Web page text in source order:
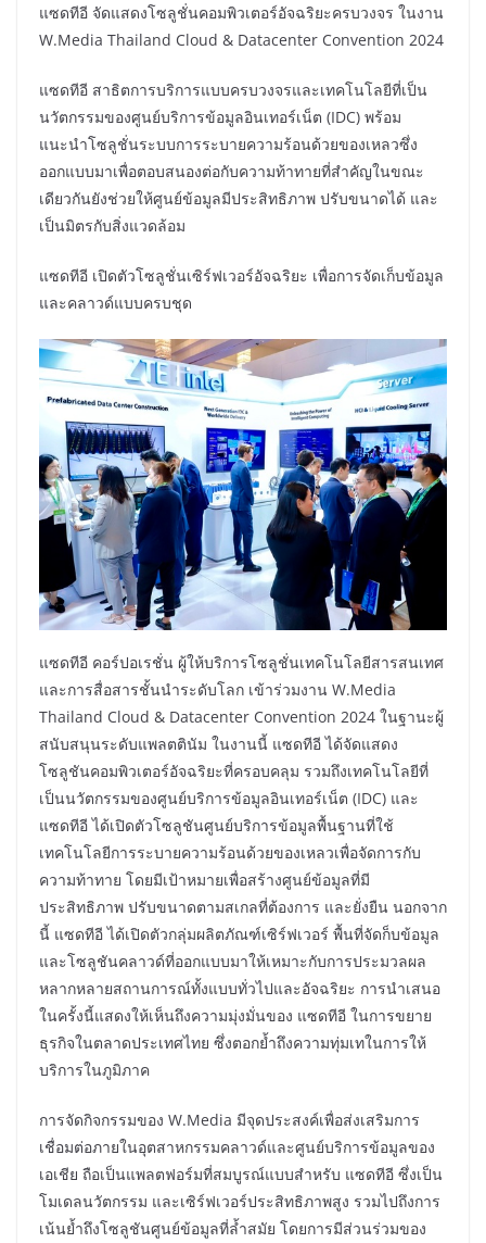
แซดทีอี จัดแสดงโซลูชั่นคอมพิวเตอร์อัจฉริยะครบวงจร ในงาน
W.Media Thailand Cloud & Datacenter Convention 2024
แซดทีอี สาธิตการบริการแบบครบวงจรและเทคโนโลยีที่เป็น
นวัตกรรมของศูนย์บริการข้อมูลอินเทอร์เน็ต (IDC) พร้อม
แนะนำโซลูชั่นระบบการระบายความร้อนด้วยของเหลวซึ่ง
ออกแบบมาเพื่อตอบสนองต่อกับความท้าทายที่สำคัญในขณะ
เดียวกันยังช่วยให้ศูนย์ข้อมูลมีประสิทธิภาพ ปรับขนาดได้ และ
เป็นมิตรกับสิ่งแวดล้อม
แซดทีอี เปิดตัวโซลูชั่นเซิร์ฟเวอร์อัจฉริยะ เพื่อการจัดเก็บข้อมูล
และคลาวด์แบบครบชุด
แซดทีอี คอร์ปอเรชั่น ผู้ให้บริการโซลูชั่นเทคโนโลยีสารสนเทศ
และการสื่อสารชั้นนำระดับโลก เข้าร่วมงาน W.Media
Thailand Cloud & Datacenter Convention 2024 ในฐานะผู้
สนับสนุนระดับแพลตตินัม ในงานนี้ แซดทีอี ได้จัดแสดง
โซลูชันคอมพิวเตอร์อัจฉริยะที่ครอบคลุม รวมถึงเทคโนโลยีที่
เป็นนวัตกรรมของศูนย์บริการข้อมูลอินเทอร์เน็ต (IDC) และ
แซดทีอี ได้เปิดตัวโซลูชันศูนย์บริการข้อมูลพื้นฐานที่ใช้
เทคโนโลยีการระบายความร้อนด้วยของเหลวเพื่อจัดการกับ
ความท้าทาย โดยมีเป้าหมายเพื่อสร้างศูนย์ข้อมูลที่มี
ประสิทธิภาพ ปรับขนาดตามสเกลที่ต้องการ และยั่งยืน นอกจาก
นี้ แซดทีอี ได้เปิดตัวกลุ่มผลิตภัณฑ์เซิร์ฟเวอร์ พื้นที่จัดก็บข้อมูล
และโซลูชันคลาวด์ที่ออกแบบมาให้เหมาะกับการประมวลผล
หลากหลายสถานการณ์ทั้งแบบทั่วไปและอัจฉริยะ การนำเสนอ
ในครั้งนี้แสดงให้เห็นถึงความมุ่งมั่นของ แซดทีอี ในการขยาย
ธุรกิจในตลาดประเทศไทย ซึ่งตอกย้ำถึงความทุ่มเทในการให้
บริการในภูมิภาค
การจัดกิจกรรมของ W.Media มีจุดประสงค์เพื่อส่งเสริมการ
เชื่อมต่อภายในอุตสาหกรรมคลาวด์และศูนย์บริการข้อมูลของ
เอเชีย ถือเป็นแพลตฟอร์มที่สมบูรณ์แบบสำหรับ แซดทีอี ซึ่งเป็น
โมเดลนวัตกรรม และเซิร์ฟเวอร์ประสิทธิภาพสูง รวมไปถึงการ
เน้นย้ำถึงโซลูชันศูนย์ข้อมูลที่ล้ำสมัย โดยการมีส่วนร่วมของ